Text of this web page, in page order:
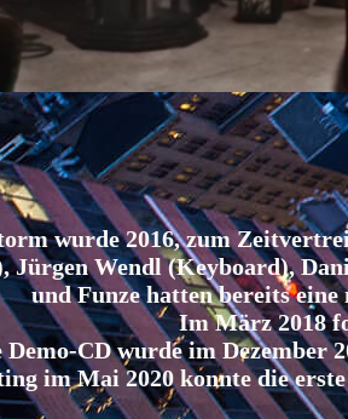
wurde 2016, zum
Jürgen Wendl (Keyboard),
und Funze hatten bereits
Im März 2018
Demo-CD wurde im Dezember
im Mai 2020 konnte die